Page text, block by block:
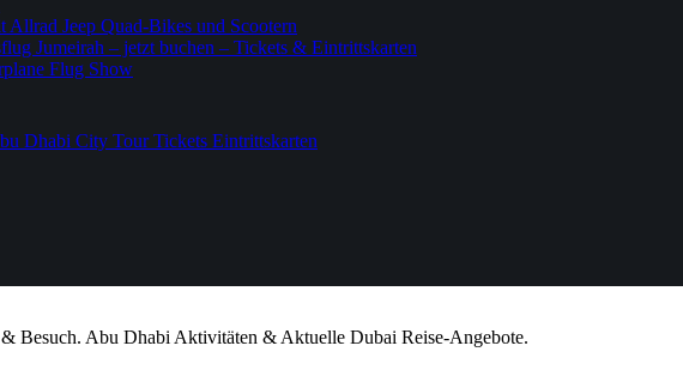
Jeep Quad-Bikes und Scootern
Jumeirah – jetzt buchen – Tickets & Eintrittskarten
Flug Show
Dhabi City Tour Tickets Eintrittskarten
Besuch. Abu Dhabi Aktivitäten & Aktuelle Dubai Reise-Angebote.